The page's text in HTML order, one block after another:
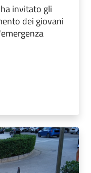
invitato gli
dei giovani